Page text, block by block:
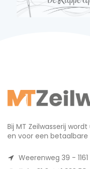
Bij MT Zeilwasserij
en voor een
Weerenweg 39 -